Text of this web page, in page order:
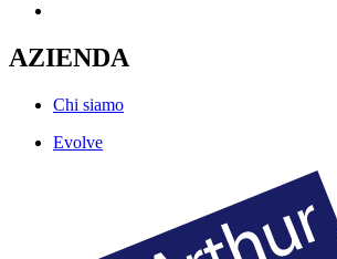
AZIENDA
Chi siamo
Evolve